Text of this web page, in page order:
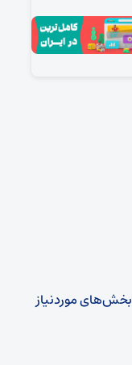
بخش‌های موردنیاز